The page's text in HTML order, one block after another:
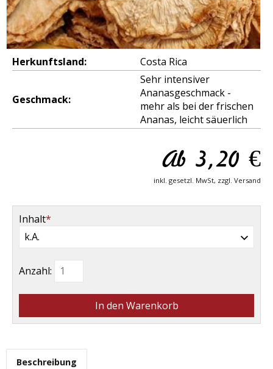
Herkunftsland: Costa Rica
Geschmack:
Sehr intensiver
Ananasgeschmack -
mehr als bei der frischen
Ananas, leicht säuerlich
Ab 3,20 €
inkl. gesetzl. MwSt, zzgl. Versand
Pflichtfeld
Inhalt*
Anzahl:
Beschreibung